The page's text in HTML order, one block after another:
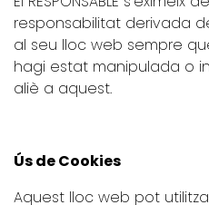
responsabilitat derivada
al seu lloc web sempre
hagi estat manipulada o
aliè a aquest.
Ús de Cookies
Aquest lloc web pot